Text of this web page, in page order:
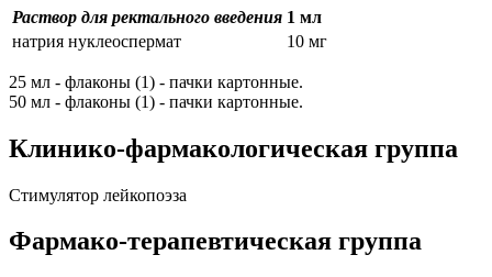
Раствор для ректального введения 1 мл
натрия нуклеоспермат
10 мг
25 мл - флаконы (1) - пачки картонные.
50 мл - флаконы (1) - пачки картонные.
Клинико-фармакологическая группа
Стимулятор лейкопоэза
Фармако-терапевтическая группа